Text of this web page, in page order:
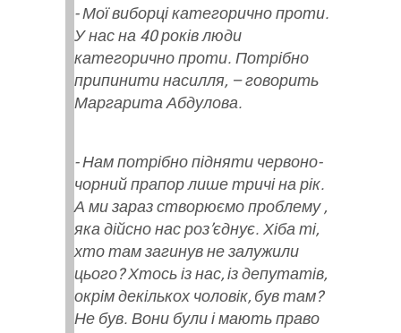
- Мої виборці категорично проти.
У нас на 40 років люди
категорично проти. Потрібно
припинити насилля, – говорить
Маргарита Абдулова.
- Нам потрібно підняти червоно-
чорний прапор лише тричі на рік.
А ми зараз створюємо проблему ,
яка дійсно нас роз’єднує. Хіба ті,
хто там загинув не залужили
цього? Хтось із нас, із депутатів,
окрім декількох чоловік, був там?
Не був. Вони були і мають право